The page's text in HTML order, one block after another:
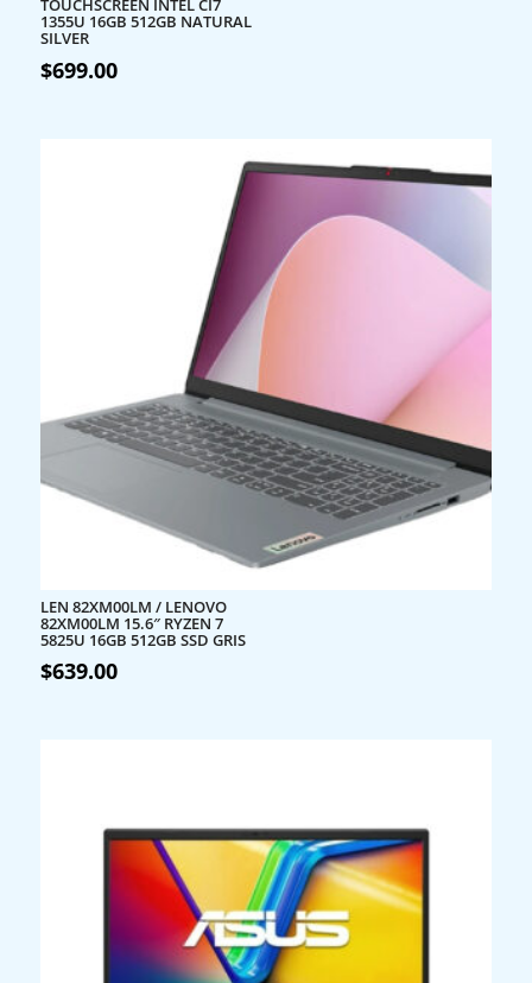
TOUCHSCREEN INTEL CI7
1355U 16GB 512GB NATURAL
SILVER
$699.00
LEN 82XM00LM / LENOVO
82XM00LM 15.6″ RYZEN 7
5825U 16GB 512GB SSD GRIS
$639.00